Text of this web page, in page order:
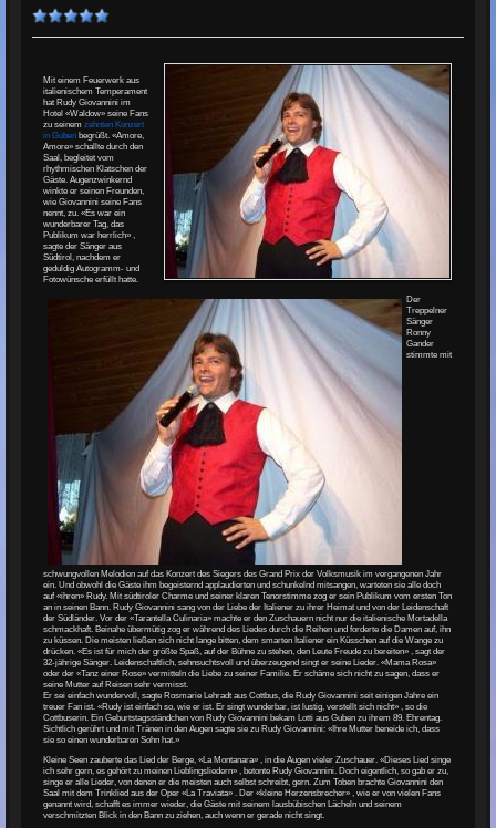
Mit einem Feuerwerk aus
italienischem Temperament
hat Rudy Giovannini im
Hotel «Waldow» seine Fans
zu seinemzehnten Konzert
in Guben begrüßt. «Amore,
Amore» schallte durch den
Saal, begleitet vom
rhythmischen Klatschen der
Gäste. Augenzwinkernd
winkte er seinen Freunden,
wie Giovannini seine Fans
nennt, zu. «Es war ein
wunderbarer Tag, das
Publikum war herrlich» ,
sagte der Sänger aus
Südtirol, nachdem er
geduldig Autogramm- und
Fotowünsche erfüllt hatte.
Der
Treppelner
Sänger
Ronny
Gander
stimmte mit
schwungvollen Melodien auf das Konzert des Siegers des Grand Prix der Volksmusik im vergangenen Jahr
ein. Und obwohl die Gäste ihm begeisternd applaudierten und schunkelnd mitsangen, warteten sie alle doch
auf «ihren» Rudy. Mit südtiroler Charme und seiner klaren Tenorstimme zog er sein Publikum vom ersten Ton
an in seinen Bann. Rudy Giovannini sang von der Liebe der Italiener zu ihrer Heimat und von der Leidenschaft
der Südländer. Vor der «Tarantella Culinaria» machte er den Zuschauern nicht nur die italienische Mortadella
schmackhaft. Beinahe übermütig zog er während des Liedes durch die Reihen und forderte die Damen auf, ihn
zu küssen. Die meisten ließen sich nicht lange bitten, dem smarten Italiener ein Küsschen auf die Wange zu
drücken. «Es ist für mich der größte Spaß, auf der Bühne zu stehen, den Leute Freude zu bereiten» , sagt der
32-jährige Sänger. Leidenschaftlich, sehnsuchtsvoll und überzeugend singt er seine Lieder. «Mama Rosa»
oder der «Tanz einer Rose» vermitteln die Liebe zu seiner Familie. Er schäme sich nicht zu sagen, dass er
seine Mutter auf Reisen sehr vermisst.
Er sei einfach wundervoll, sagte Rosmarie Lehradt aus Cottbus, die Rudy Giovannini seit einigen Jahre ein
treuer Fan ist. «Rudy ist einfach so, wie er ist. Er singt wunderbar, ist lustig, verstellt sich nicht» , so die
Cottbuserin. Ein Geburtstagsständchen von Rudy Giovannini bekam Lotti aus Guben zu ihrem 89. Ehrentag.
Sichtlich gerührt und mit Tränen in den Augen sagte sie zu Rudy Giovannini: «Ihre Mutter beneide ich, dass
sie so einen wunderbaren Sohn hat.»
Kleine Seen zauberte das Lied der Berge, «La Montanara» , in die Augen vieler Zuschauer. «Dieses Lied singe
ich sehr gern, es gehört zu meinen Lieblingsliedern» , betonte Rudy Giovannini. Doch eigentlich, so gab er zu,
singe er alle Lieder, von denen er die meisten auch selbst schreibt, gern. Zum Toben brachte Giovannini den
Saal mit dem Trinklied aus der Oper «La Traviata» . Der «kleine Herzensbrecher» , wie er von vielen Fans
genannt wird, schafft es immer wieder, die Gäste mit seinem lausbübischen Lächeln und seinem
verschmitzten Blick in den Bann zu ziehen, auch wenn er gerade nicht singt.